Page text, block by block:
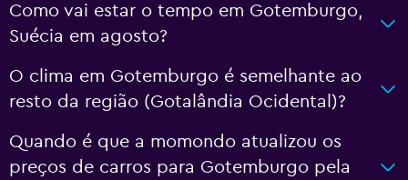
Como vai estar o tempo em Gotemburgo,
Suécia em agosto?
O clima em Gotemburgo é semelhante ao
resto da região (Gotalândia Ocidental)?
Quando é que a momondo atualizou os
preços de carros para Gotemburgo pela